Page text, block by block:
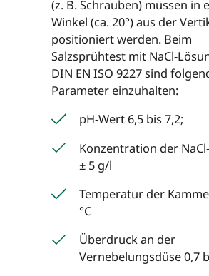
(z. B. Schrauben) müssen in
Winkel (ca. 20°) aus der
positioniert werden. Beim
Salzsprühtest mit NaCl-
DIN EN ISO 9227 sind
Parameter einzuhalten:
pH-Wert 6,5 bis 7,2;
Konzentration der
± 5 g/l
Temperatur der
°C
Überdruck an der
Vernebelungsdüse 0,7